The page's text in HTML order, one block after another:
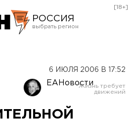
РОССИЯ
Оренбург
[18+]
6 ИЮЛЯ 2006 В 17:52
ЕАНовости